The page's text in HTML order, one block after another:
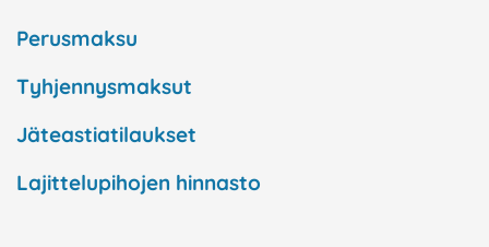
Perusmaksu
Tyhjennysmaksut
Jäteastiatilaukset
Lajittelupihojen hinnasto